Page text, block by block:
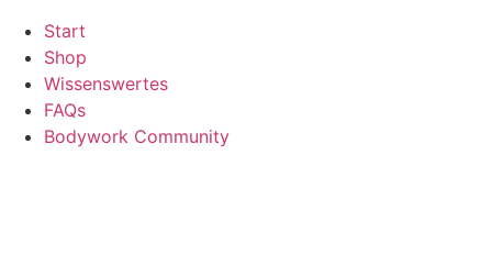
Start
Shop
Wissenswertes
FAQs
Bodywork Community